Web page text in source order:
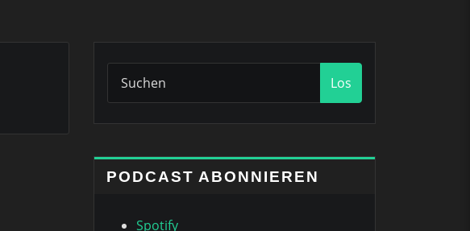
Los
PODCAST ABONNIEREN
Spotify